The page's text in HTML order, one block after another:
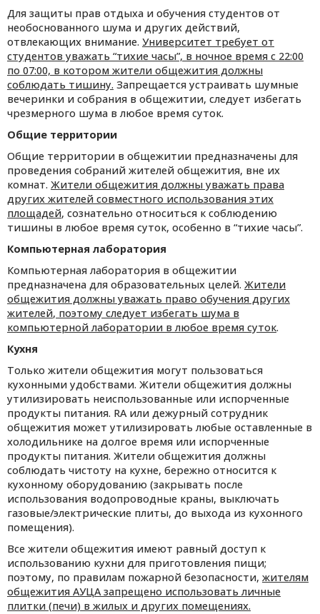
Для защиты прав отдыха и обучения студентов от
необоснованного шума и других действий,
отвлекающих внимание. Университет требует от
студентов уважать “тихие часы”, в ночное время с 22:00
по 07:00, в котором жители общежития должны
соблюдать тишину. Запрещается устраивать шумные
вечеринки и собрания в общежитии, следует избегать
чрезмерного шума в любое время суток.
Общие территории
Общие территории в общежитии предназначены для
проведения собраний жителей общежития, вне их
комнат. Жители общежития должны уважать права
других жителей совместного использования этих
площадей, сознательно относиться к соблюдению
тишины в любое время суток, особенно в “тихие часы”.
Компьютерная лаборатория
Компьютерная лаборатория в общежитии
предназначена для образовательных целей. Жители
общежития должны уважать право обучения других
жителей, поэтому следует избегать шума в
компьютерной лаборатории в любое время суток.
Кухня
Только жители общежития могут пользоваться
кухонными удобствами. Жители общежития должны
утилизировать неиспользованные или испорченные
продукты питания. RA или дежурный сотрудник
общежития может утилизировать любые оставленные в
холодильнике на долгое время или испорченные
продукты питания. Жители общежития должны
соблюдать чистоту на кухне, бережно относится к
кухонному оборудованию (закрывать после
использования водопроводные краны, выключать
газовые/электрические плиты, до выхода из кухонного
помещения).
Все жители общежития имеют равный доступ к
использованию кухни для приготовления пищи;
поэтому, по правилам пожарной безопасности, жителям
общежития АУЦА запрещено использовать личные
плитки (печи) в жилых и других помещениях.